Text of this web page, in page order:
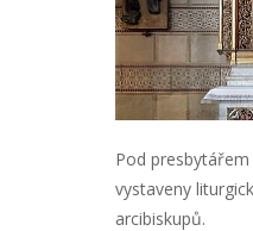
Pod
vystaveny
arcibiskupů.